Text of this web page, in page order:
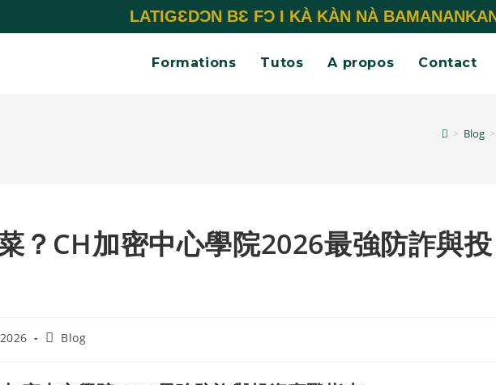
LATIGƐDƆN BƐ FƆ I KÀ KÀN NÀ
Formations Tutos A propos Contact
> Blog >
？CH加密中心學院2026最強防詐與投
Blog